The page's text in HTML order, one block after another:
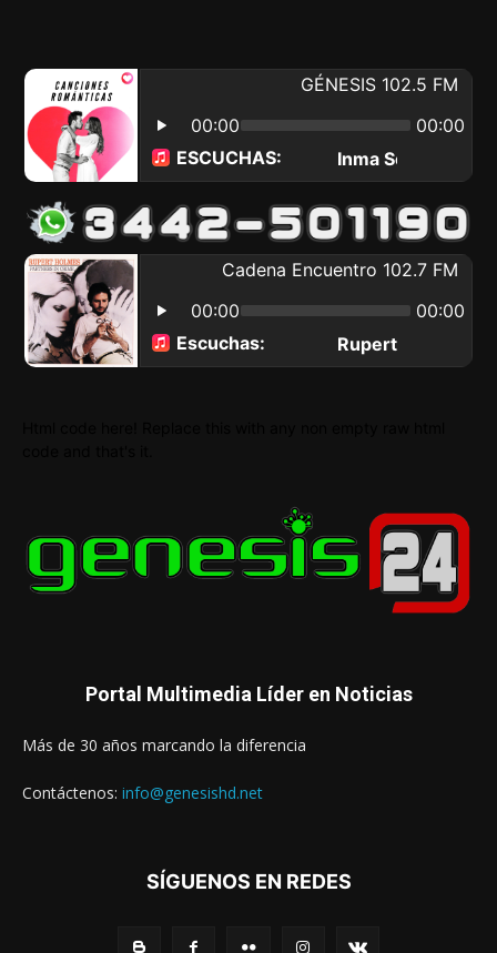
Portal Multimedia Líder en Noticias
Más de 30 años marcando la diferencia
Contáctenos: info@genesishd.net
SÍGUENOS EN REDES